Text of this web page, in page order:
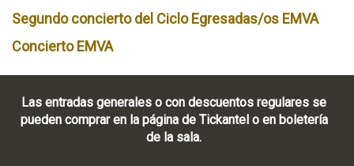
Segundo concierto del Ciclo Egresadas/os EMVA
Concierto EMVA
Las entradas generales o con descuentos regulares se
pueden comprar en la página de Tickantel o en boletería
de la sala.